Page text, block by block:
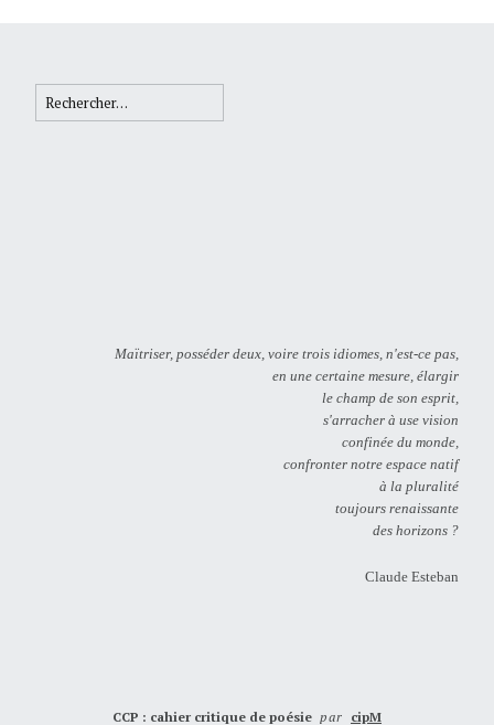
Rechercher :
Maïtriser, posséder deux, voire trois idiomes, n'est-ce pas,
en une certaine mesure, élargir
le champ de son esprit,
s'arracher à use vision
confinée du monde,
confronter notre espace natif
à la pluralité
toujours renaissante
des horizons ?
Claude Esteban
CCP : cahier critique de poésie par cipM